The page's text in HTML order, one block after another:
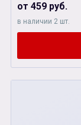
от 459 руб.
в наличии 2 шт.